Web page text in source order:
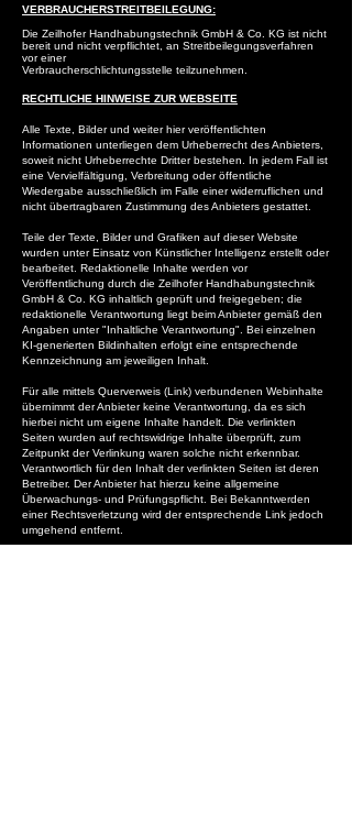
​VERBRAUCHERSTREITBEILEGUNG:
Die Zeilhofer Handhabungstechnik GmbH & Co. KG ist nicht
bereit und nicht verpflichtet, an Streitbeilegungsverfahren
vor einer
Verbraucherschlichtungsstelle teilzunehmen.
RECHTLICHE HINWEISE ZUR WEBSEITE
Alle Texte, Bilder und weiter hier veröffentlichten
Informationen unterliegen dem Urheberrecht des Anbieters,
soweit nicht Urheberrechte Dritter bestehen. In jedem Fall ist
eine Vervielfältigung, Verbreitung oder öffentliche
Wiedergabe ausschließlich im Falle einer widerruflichen und
nicht übertragbaren Zustimmung des Anbieters gestattet.
Teile der Texte, Bilder und Grafiken auf dieser Website
wurden unter Einsatz von Künstlicher Intelligenz erstellt oder
bearbeitet. Redaktionelle Inhalte werden vor
Veröffentlichung durch die Zeilhofer Handhabungstechnik
GmbH & Co. KG inhaltlich geprüft und freigegeben; die
redaktionelle Verantwortung liegt beim Anbieter gemäß den
Angaben unter "Inhaltliche Verantwortung". Bei einzelnen
KI-generierten Bildinhalten erfolgt eine entsprechende
Kennzeichnung am jeweiligen Inhalt.
Für alle mittels Querverweis (Link) verbundenen Webinhalte
übernimmt der Anbieter keine Verantwortung, da es sich
hierbei nicht um eigene Inhalte handelt. Die verlinkten
Seiten wurden auf rechtswidrige Inhalte überprüft, zum
Zeitpunkt der Verlinkung waren solche nicht erkennbar.
Verantwortlich für den Inhalt der verlinkten Seiten ist deren
Betreiber. Der Anbieter hat hierzu keine allgemeine
Überwachungs- und Prüfungspflicht. Bei Bekanntwerden
einer Rechtsverletzung wird der entsprechende Link jedoch
umgehend entfernt.